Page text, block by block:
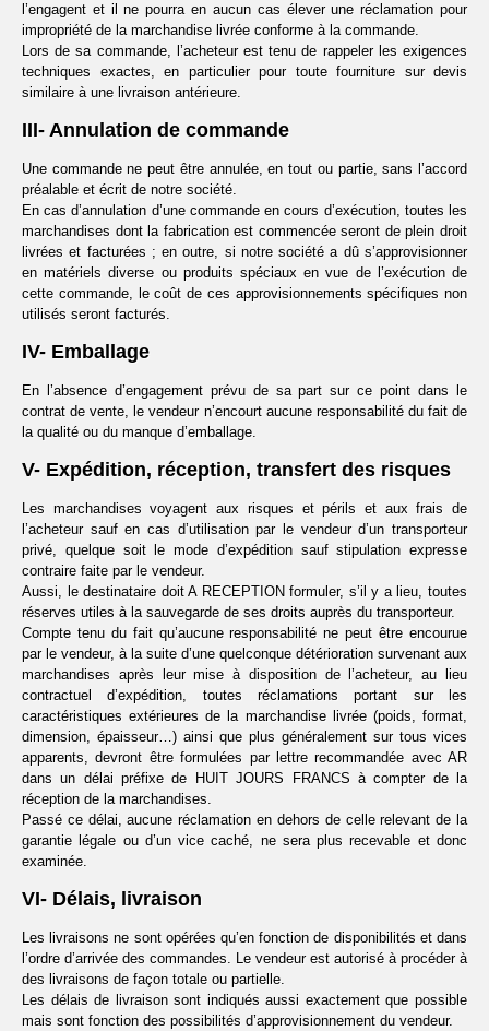
l’engagent et il ne pourra en aucun cas élever une réclamation pour
impropriété de la marchandise livrée conforme à la commande.
Lors de sa commande, l’acheteur est tenu de rappeler les exigences
techniques exactes, en particulier pour toute fourniture sur devis
similaire à une livraison antérieure.
III- Annulation de commande
Une commande ne peut être annulée, en tout ou partie, sans l’accord
préalable et écrit de notre société.
En cas d’annulation d’une commande en cours d’exécution, toutes les
marchandises dont la fabrication est commencée seront de plein droit
livrées et facturées ; en outre, si notre société a dû s’approvisionner
en matériels diverse ou produits spéciaux en vue de l’exécution de
cette commande, le coût de ces approvisionnements spécifiques non
utilisés seront facturés.
IV- Emballage
En l’absence d’engagement prévu de sa part sur ce point dans le
contrat de vente, le vendeur n’encourt aucune responsabilité du fait de
la qualité ou du manque d’emballage.
V- Expédition, réception, transfert des risques
Les marchandises voyagent aux risques et périls et aux frais de
l’acheteur sauf en cas d’utilisation par le vendeur d’un transporteur
privé, quelque soit le mode d’expédition sauf stipulation expresse
contraire faite par le vendeur.
Aussi, le destinataire doit A RECEPTION formuler, s’il y a lieu, toutes
réserves utiles à la sauvegarde de ses droits auprès du transporteur.
Compte tenu du fait qu’aucune responsabilité ne peut être encourue
par le vendeur, à la suite d’une quelconque détérioration survenant aux
marchandises après leur mise à disposition de l’acheteur, au lieu
contractuel d’expédition, toutes réclamations portant sur les
caractéristiques extérieures de la marchandise livrée (poids, format,
dimension, épaisseur…) ainsi que plus généralement sur tous vices
apparents, devront être formulées par lettre recommandée avec AR
dans un délai préfixe de HUIT JOURS FRANCS à compter de la
réception de la marchandises.
Passé ce délai, aucune réclamation en dehors de celle relevant de la
garantie légale ou d’un vice caché, ne sera plus recevable et donc
examinée.
VI- Délais, livraison
Les livraisons ne sont opérées qu’en fonction de disponibilités et dans
l’ordre d’arrivée des commandes. Le vendeur est autorisé à procéder à
des livraisons de façon totale ou partielle.
Les délais de livraison sont indiqués aussi exactement que possible
mais sont fonction des possibilités d’approvisionnement du vendeur.